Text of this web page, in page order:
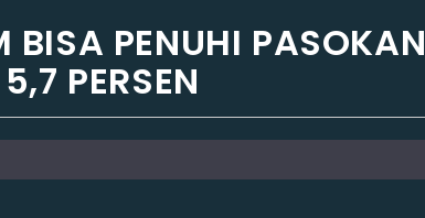
BISA PENUHI PASOKAN
PERSEN